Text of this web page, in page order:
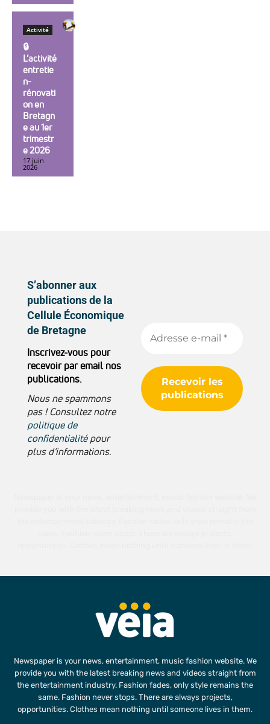
Activité
🔒︎
L’activité
entretie
n-
rénovati
on en
Bretagn
e au 1er
trimestr
e 2026
17 juin
2026
S’abonner aux
publications de la
Cellule Économique
de Bretagne
Inscrivez-vous pour
recevoir par email nos
publications.
Nous ne spammons
pas ! Consultez notre
politique de
confidentialitépour
plus d’informations.
Newspaper is your news, entertainment, music fashion website. We
provide you with the latest breaking news and videos straight from
the entertainment industry. Fashion fades, only style remains the
same. Fashion never stops. There are always projects,
opportunities. Clothes mean nothing until someone lives in them.